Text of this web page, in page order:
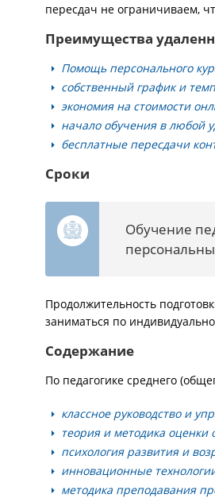
пересдач не ограничиваем,
Преимущества
Помощь персонального
собственный график и
экономия на стоимости
начало обучения в любой
бесплатные пересдачи
Сроки
Обучение
Продолжительность
заниматься по
Содержание
По педагогике среднего
классное руководство и
теория и методика оценки
психология развития и
инновационные
методика преподавания